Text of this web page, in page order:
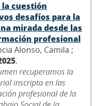
la cuestión
desafíos para la
mirada desde las
profesional
Alonso, Camila ;
.
recuperamos la
inscripta en las
profesional de la